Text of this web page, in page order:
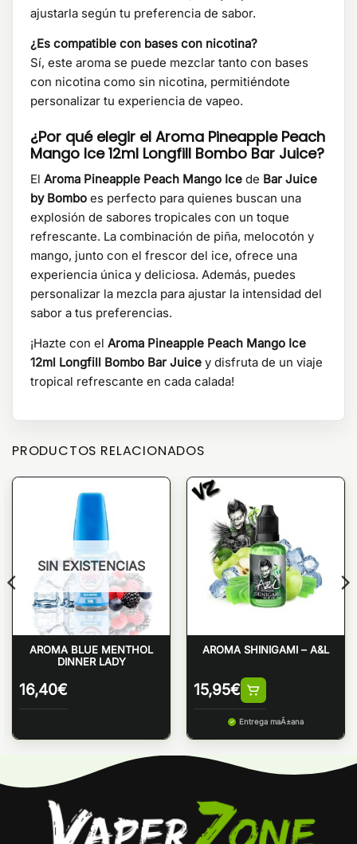
ajustarla según tu preferencia de sabor.
¿Es compatible con bases con nicotina?
Sí, este aroma se puede mezclar tanto con bases
con nicotina como sin nicotina, permitiéndote
personalizar tu experiencia de vapeo.
¿Por qué elegir el Aroma Pineapple Peach
Mango Ice 12ml Longfill Bombo Bar Juice?
El Aroma Pineapple Peach Mango Ice de Bar Juice
by Bombo es perfecto para quienes buscan una
explosión de sabores tropicales con un toque
refrescante. La combinación de piña, melocotón y
mango, junto con el frescor del ice, ofrece una
experiencia única y deliciosa. Además, puedes
personalizar la mezcla para ajustar la intensidad del
sabor a tus preferencias.
¡Hazte con el Aroma Pineapple Peach Mango Ice
12ml Longfill Bombo Bar Juice y disfruta de un viaje
tropical refrescante en cada calada!
PRODUCTOS RELACIONADOS
SIN EXISTENCIAS
AROMA BLUE MENTHOL
DINNER LADY
16,40€
AROMA SHINIGAMI – A&L
15,95€
Entrega maÃ±ana